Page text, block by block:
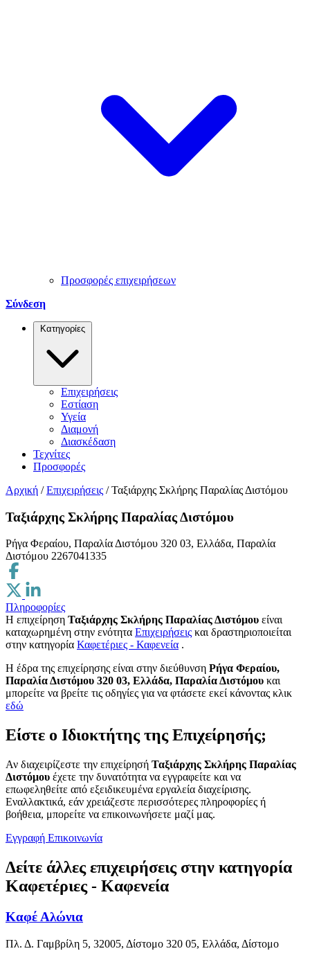
Προσφορές επιχειρήσεων
Σύνδεση
Κατηγορίες
Επιχειρήσεις
Εστίαση
Υγεία
Διαμονή
Διασκέδαση
Τεχνίτες
Προσφορές
Αρχική / Επιχειρήσεις / Ταξιάρχης Σκλήρης Παραλίας Διστόμου
Ταξιάρχης Σκλήρης Παραλίας Διστόμου
Ρήγα Φεραίου, Παραλία Διστόμου 320 03, Ελλάδα, Παραλία
Διστόμου 2267041335
Πληροφορίες
Η επιχείρηση Ταξιάρχης Σκλήρης Παραλίας Διστόμου είναι
καταχωρημένη στην ενότητα Επιχειρήσεις και δραστηριοποιείται
στην κατηγορία Καφετέριες - Καφενεία .
H έδρα της επιχείρησης είναι στην διεύθυνση Ρήγα Φεραίου,
Παραλία Διστόμου 320 03, Ελλάδα, Παραλία Διστόμου και
μπορείτε να βρείτε τις οδηγίες για να φτάσετε εκεί κάνοντας κλικ
εδώ
Είστε ο Ιδιοκτήτης της Επιχείρησής;
Αν διαχειρίζεστε την επιχείρησή Ταξιάρχης Σκλήρης Παραλίας
Διστόμου έχετε την δυνατότητα να εγγραφείτε και να
επωφεληθείτε από εξειδικευμένα εργαλεία διαχείρισης.
Εναλλακτικά, εάν χρειάζεστε περισσότερες πληροφορίες ή
βοήθεια, μπορείτε να επικοινωνήσετε μαζί μας.
Εγγραφή Επικοινωνία
Δείτε άλλες επιχειρήσεις στην κατηγορία
Καφετέριες - Καφενεία
Καφέ Αλώνια
Πλ. Δ. Γαμβρίλη 5, 32005, Δίστομο 320 05, Ελλάδα, Δίστομο